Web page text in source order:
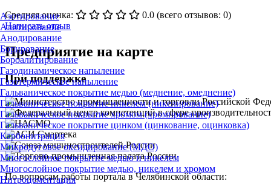
Азотирование
Алитирование
Анодирование
Борирование
Бороалитирование
Газодинамическое напыление
Газотермическое напыление
Гальваническое покрытие медью (меднение, омеднение)
Гальваническое покрытие никелем (никелирование)
Гальваническое покрытие хромом (хромирование)
Гальваническое покрытие цинком (цинкование, оцинковка)
Карбонитрация
Микродуговое оксидирование (МДО)
Многослойное покрытие медью и никелем
Многослойное покрытие медью, никелем и хромом
Нитроцементация
Средняя оценка: 0.0 (всего отзывов: 0)
Написать отзыв
Предприятие на карте
При поддержке
По вопросам работы портала в Челябинской области: